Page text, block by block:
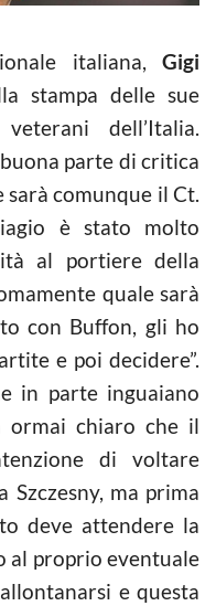
italiana, Gigi
stampa delle sue
dell’Italia.
parte di critica
sarà comunque il Ct.
è stato molto
al portiere della
quale sarà
con Buffon, gli ho
e poi decidere”.
in parte inguaiano
ormai chiaro che il
di voltare
ma prima
deve attendere la
al proprio eventuale
e questa